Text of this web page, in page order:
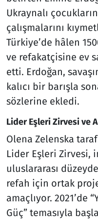
Ukraynalı
çalışmalarını
Türkiye’de hâlen
ve refakatçisine ev
etti. Erdoğan,
kalıcı bir barışla
sözlerine ekledi.
Lider Eşleri Zirvesi ve
Olena Zelenska
Lider Eşleri Zirvesi,
uluslararası
refah için ortak
amaçlıyor. 2021’de
Güç” temasıyla